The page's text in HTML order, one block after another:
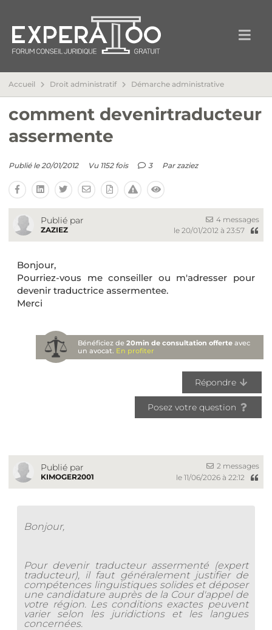
Accueil Droit administratif Démarche administrative
comment devenirtraducteur
assermente
Publié le 20/01/2012 Vu 1152 fois 3 Parzaziez
Publié par
ZAZIEZ
4 messages
le 20/01/2012 à 23:57
Bonjour,
Pourriez-vous me conseiller ou m'adresser pour
devenir traductrice assermentee.
Merci
Bénéficiez de20min de consultation offerte avec
un avocat. En profiter
Répondre
Posez votre question
Publié par
KIMOGER2001
2 messages
le 11/06/2026 à 22:12
Bonjour,
Pour devenir traducteur assermenté (expert
traducteur), il faut généralement justifier de
compétences linguistiques solides et déposer
une candidature auprès de la Cour d'appel de
votre région. Les conditions exactes peuvent
varier selon les juridictions et les langues
concernées.